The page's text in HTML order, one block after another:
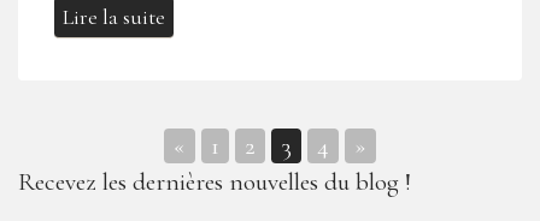
Lire la suite
Navigation
« 1 2 3 4
»
Recevez les dernières nouvelles du blog !